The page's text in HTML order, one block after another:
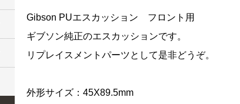
Gibson PUエスカッション フロント用
ギブソン純正のエスカッションです。
リプレイスメントパーツとして是非どうぞ。
外形サイズ：45X89.5mm